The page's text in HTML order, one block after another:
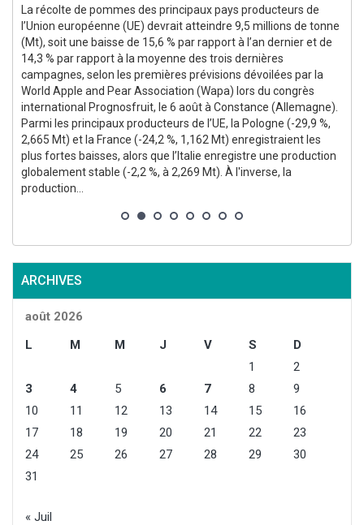
La récolte de pommes des principaux pays producteurs de
l’Union européenne (UE) devrait atteindre 9,5 millions de tonne
(Mt), soit une baisse de 15,6 % par rapport à l’an dernier et de
14,3 % par rapport à la moyenne des trois dernières
campagnes, selon les premières prévisions dévoilées par la
World Apple and Pear Association (Wapa) lors du congrès
international Prognosfruit, le 6 août à Constance (Allemagne).
Parmi les principaux producteurs de l’UE, la Pologne (-29,9 %,
2,665 Mt) et la France (-24,2 %, 1,162 Mt) enregistraient les
plus fortes baisses, alors que l’Italie enregistre une production
globalement stable (-2,2 %, à 2,269 Mt). À l'inverse, la
production...
ARCHIVES
août 2026
L
M M J V S
D
1
2
3
4 5 6 7 8
9
10
11 12 13 14 15
16
17
18 19 20 21 22
23
24
25 26 27 28 29
30
31
« Juil